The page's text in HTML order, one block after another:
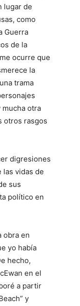
lugar de
como
Guerra
de la
ocurre que
la
trama
otra
otros rasgos
digresiones
las vidas de
sus
político en
obra en
yo había
hecho,
en el
a partir
y